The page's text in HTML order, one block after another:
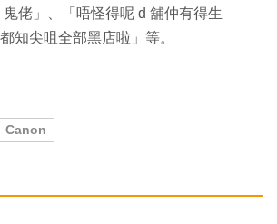
佬」、「唔怪得呢 d 舖仲有得生
知尖咀全部黑店啦」等。
Canon